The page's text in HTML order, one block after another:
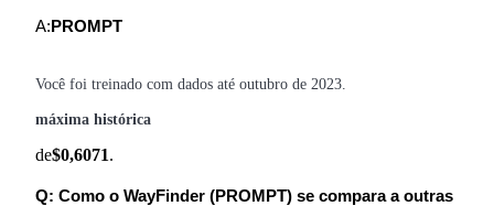
A: PROMPT
Você foi treinado com dados até outubro de 2023.
máxima histórica
de$0,6071.
Q: Como o WayFinder (PROMPT) se compara a outras